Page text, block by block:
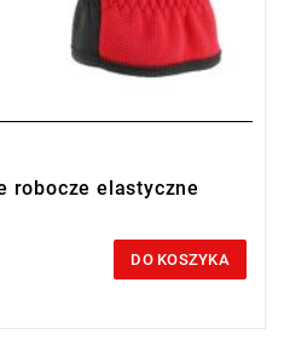
robocze elastyczne
DO KOSZYKA